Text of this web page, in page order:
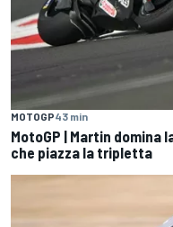
MOTOGP43 min
MotoGP | Martin domina
che piazza la tripletta